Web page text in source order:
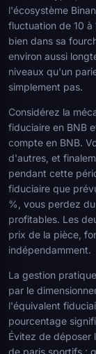
l'écosystème
fluctuation de 10 à
bien dans sa
environ aussi
niveaux qu'un
simplement pas.
Considérez la
fiduciaire en BNB
compte en BNB.
d'autres, et
pendant cette
fiduciaire que
%, vous perdez
profitables. Les
prix de la pièce,
indépendamment.
La gestion
par le
l'équivalent
pourcentage
Évitez de déposer
de paris sportifs ;